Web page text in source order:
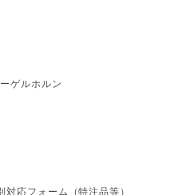
ゲルホルン
応フォーム（特注品等）